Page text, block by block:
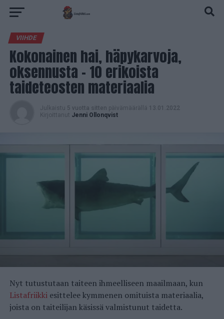
VIIHDE
Kokonainen hai, häpykarvoja,
oksennusta – 10 erikoista
taideteosten materiaalia
Julkaistu 5 vuotta sitten päivämäärällä 13.01.2022
Kirjoittanut Jenni Ollonqvist
Nyt tutustutaan taiteen ihmeelliseen maailmaan, kun
Listafriikkiesittelee kymmenen omituista materiaalia,
joista on taiteilijan käsissä valmistunut taidetta.